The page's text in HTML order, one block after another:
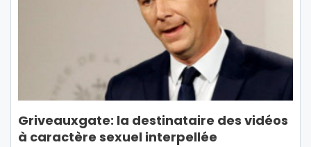
Griveauxgate: la destinataire des vidéos
à caractère sexuel interpellée